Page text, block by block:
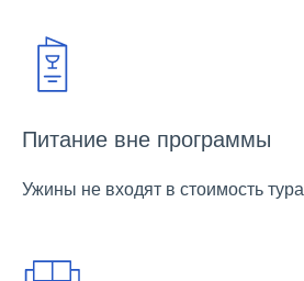
Питание вне программы
Ужины не входят в стоимость тура